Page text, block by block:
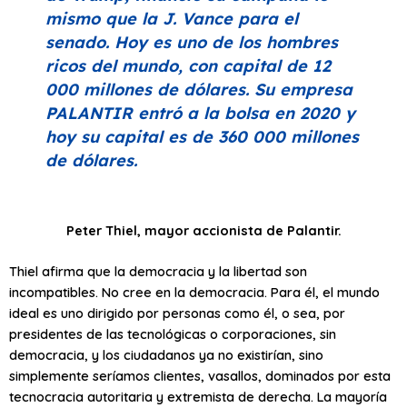
mismo que la J. Vance para el
senado. Hoy es uno de los hombres
ricos del mundo, con capital de 12
000 millones de dólares. Su empresa
PALANTIR entró a la bolsa en 2020 y
hoy su capital es de 360 000 millones
de dólares.
Peter Thiel, mayor accionista de Palantir.
Thiel afirma que la democracia y la libertad son
incompatibles. No cree en la democracia. Para él, el mundo
ideal es uno dirigido por personas como él, o sea, por
presidentes de las tecnológicas o corporaciones, sin
democracia, y los ciudadanos ya no existirían, sino
simplemente seríamos clientes, vasallos, dominados por esta
tecnocracia autoritaria y extremista de derecha. La mayoría